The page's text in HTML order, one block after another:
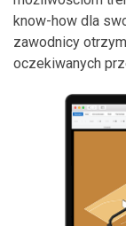
know-how dla
zawodnicy
oczekiwanych